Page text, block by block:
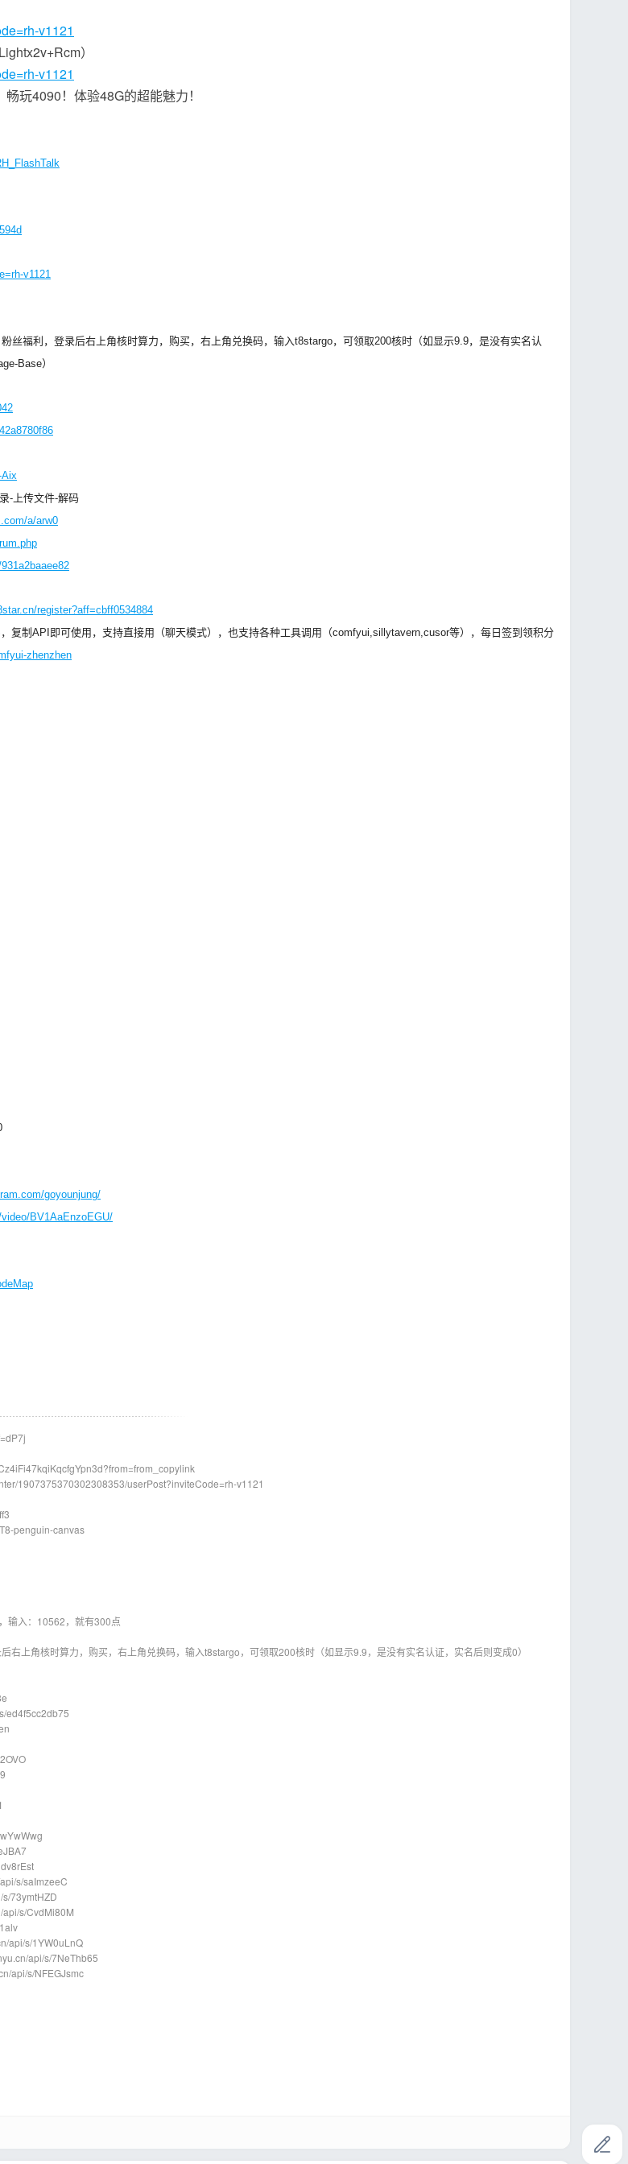
v1121
）
v1121
玩4090！体验48G的超能魅力！
v1121
粉丝福利，登录后右上角核时算力，购买，右上角兑换码，输入t8stargo，可领取200核时（如显示9.9，是没有实名认
Base）
Aix
-上传文件-解码
a/arw0
register?aff=cbff0534884
复制API即可使用，支持直接用（聊天模式），也支持各种工具调用（comfyui,sillytavern,cusor等），每日签到领积分
zhenzhen
goyounjung/
BV1AaEnzoEGU/
1907375370302308353/userPost?inviteCode=rh-v1121
penguin-canvas
输入：10562，就有300点
上角核时算力，购买，右上角兑换码，输入t8stargo，可领取200核时（如显示9.9，是没有实名认证，实名后则变成0）
ed4f5cc2db75
s/saImzeeC
73ymtHZD
s/CvdMi80M
api/s/1YW0uLnQ
api/s/7NeThb65
api/s/NFEGJsmc